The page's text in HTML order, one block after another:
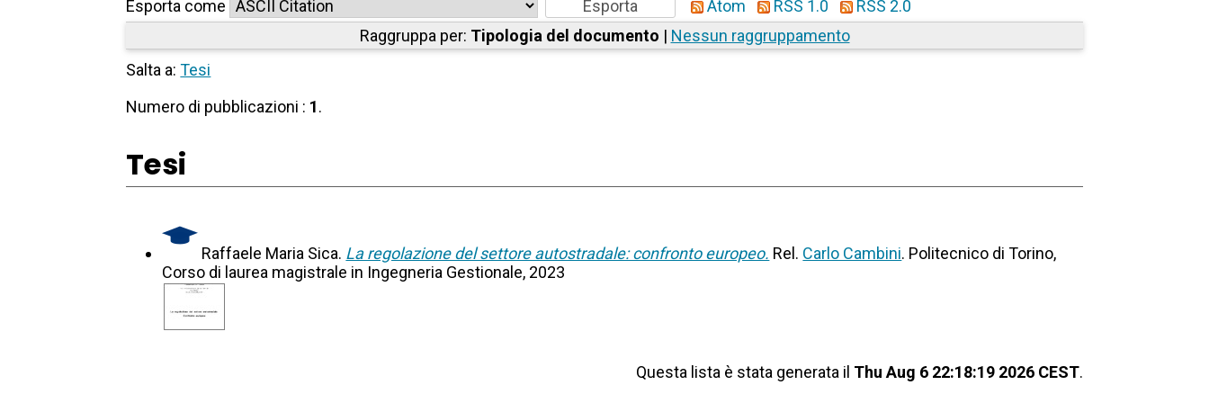
Esporta come Atom RSS 1.0
RSS 2.0
Raggruppa per: Tipologia del documento | Nessun raggruppamento
Salta a:Tesi
Numero di pubblicazioni : 1.
Tesi
Raffaele Maria Sica. La regolazione del settore autostradale: confronto europeo. Rel. Carlo Cambini. Politecnico di Torino,
Corso di laurea magistrale in Ingegneria Gestionale, 2023
Questa lista è stata generata il Thu Aug 6 22:18:19 2026 CEST.